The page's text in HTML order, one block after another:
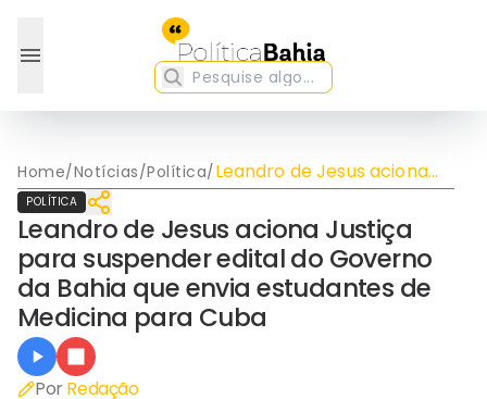
Home/Notícias/Política/Leandro de Jesus aciona
Justiça para suspender
edital do Governo da Bahia
que envia estudantes de
Medicina para Cuba
POLÍTICA
Leandro de Jesus aciona Justiça
para suspender edital do Governo
da Bahia que envia estudantes de
Medicina para Cuba
Por Redação